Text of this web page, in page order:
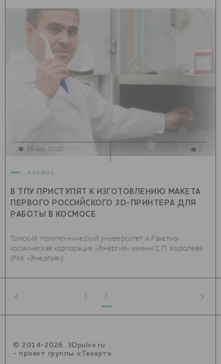
космос
В ТПУ ПРИСТУПЯТ К ИЗГОТОВЛЕНИЮ МАКЕТА
ПЕРВОГО РОССИЙСКОГО 3D-ПРИНТЕРА ДЛЯ
РАБОТЫ В КОСМОСЕ
Томский политехнический университет и Ракетно-
космическая корпорация «Энергия» имени С.П. Королева
(РКК «Энергия»)...
19 мая 2020 0
1 2 ...
© 2014-2026. 3Dpulse.ru
- проект группы «Текарт»